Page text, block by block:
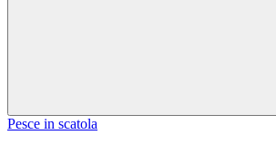
Pesce in scatola